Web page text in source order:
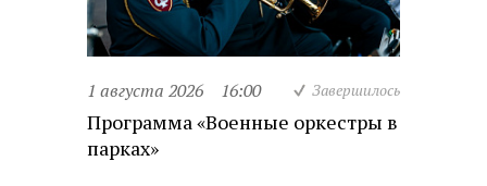
1 августа 2026 16:00 Завершилось
Программа «Военные оркестры в
парках»